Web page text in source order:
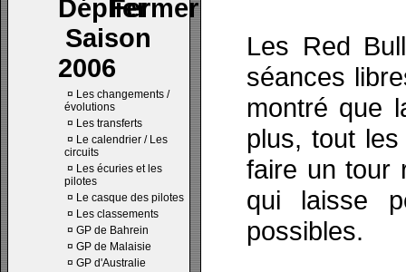
Saison
2006
¤ Les changements /
évolutions
¤ Les transferts
¤ Le calendrier / Les
circuits
¤ Les écuries et les
pilotes
¤ Le casque des pilotes
¤ Les classements
¤ GP de Bahrein
¤ GP de Malaisie
¤ GP d'Australie
Les Red
séances
montré que
plus, tout
faire un tour
qui laisse
possibles.